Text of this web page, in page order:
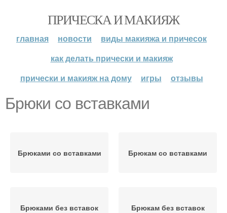
ПРИЧЕСКА И МАКИЯЖ
главная новости
виды макияжа и причесок
как делать прически и макияж
прически и макияж на дому
игры отзывы
Брюки со вставками
Брюками со вставками Брюкам со вставками
Брюками без вставок Брюкам без вставок